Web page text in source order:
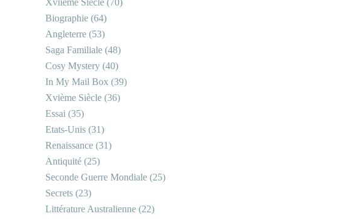
Xviième Siècle (70)
Biographie (64)
Angleterre (53)
Saga Familiale (48)
Cosy Mystery (40)
In My Mail Box (39)
Xvième Siècle (36)
Essai (35)
Etats-Unis (31)
Renaissance (31)
Antiquité (25)
Seconde Guerre Mondiale (25)
Secrets (23)
Littérature Australienne (22)